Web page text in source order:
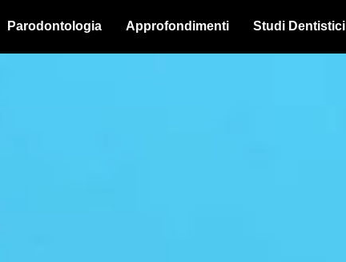
Parodontologia Approfondimenti Studi Dentistici